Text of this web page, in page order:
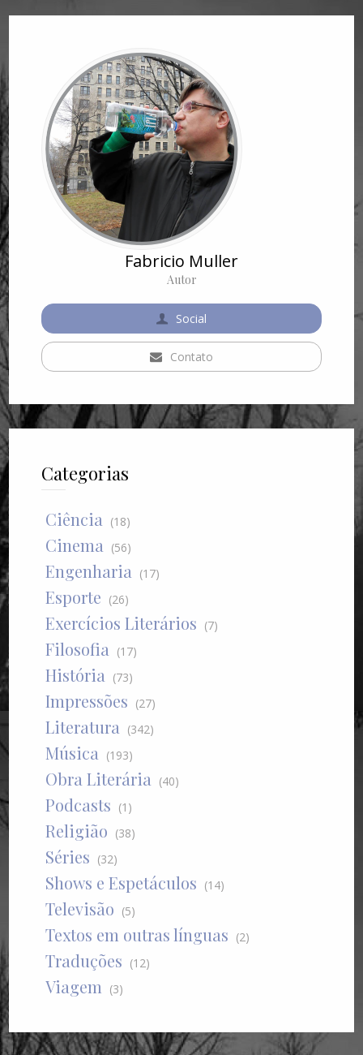
Fabricio Muller
Autor
Social
Contato
Categorias
Ciência (18)
Cinema (56)
Engenharia (17)
Esporte (26)
Exercícios Literários (7)
Filosofia (17)
História (73)
Impressões (27)
Literatura (342)
Música (193)
Obra Literária (40)
Podcasts (1)
Religião (38)
Séries (32)
Shows e Espetáculos (14)
Televisão (5)
Textos em outras línguas (2)
Traduções (12)
Viagem (3)